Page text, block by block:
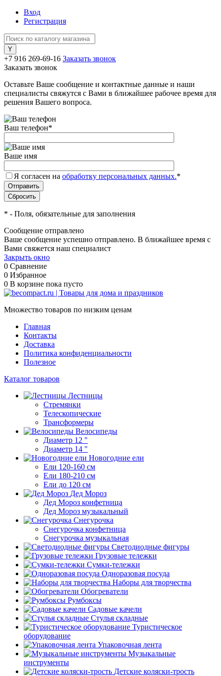
Вход
Регистрация
+7 916 269-69-16 Заказать звонок
Заказать звонок
Оставьте Ваше сообщение и контактные данные и наши
специалисты свяжутся с Вами в ближайшее рабочее время для
решения Вашего вопроса.
Ваш телефон*
Ваше имя
Я согласен на обработку персональных данных.*
* - Поля, обязательные для заполнения
Сообщение отправлено
Ваше сообщение успешно отправлено. В ближайшее время с
Вами свяжется наш специалист
Закрыть окно
0 Сравнение
0 Избранное
0 В корзине пока пусто
Множество товаров по низким ценам
Главная
Контакты
Доставка
Политика конфиденциальности
Полезное
Каталог товаров
Лестницы
Стремянки
Телескопические
Трансформеры
Велосипеды
Диаметр 12 "
Диаметр 14 "
Новогодние ели
Ели 120-160 см
Ели 180-210 см
Ели до 120 см
Дед Мороз
Дед Мороз конфетница
Дед Мороз музыкальный
Снегурочка
Снегурочка конфетница
Снегурочка музыкальная
Светодиодные фигуры
Грузовые тележки
Сумки-тележки
Одноразовая посуда
Наборы для творчества
Обогреватели
Румбоксы
Садовые качели
Стулья складные
Туристическое
оборудование
Упаковочная лента
Музыкальные
инструменты
Детские коляски-трость